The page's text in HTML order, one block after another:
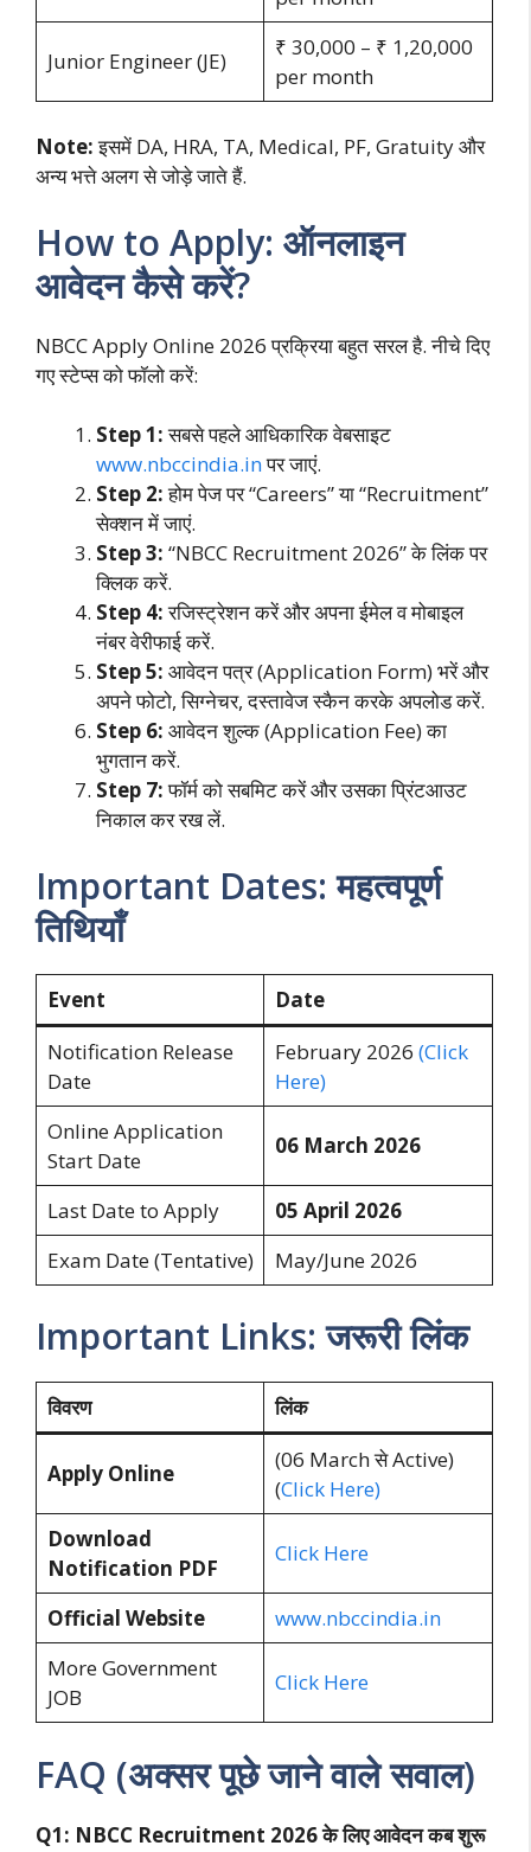
Junior Engineer (JE)
₹ 30,000 – ₹ 1,20,000
per month
Note:इसमें DA, HRA, TA, Medical, PF, Gratuity और
अन्य भत्ते अलग से जोड़े जाते हैं.
How to Apply: ऑनलाइन
आवेदन कैसे करें?
NBCC Apply Online 2026 प्रक्रिया बहुत सरल है. नीचे दिए
गए स्टेप्स को फॉलो करें:
Step 1:सबसे पहले आधिकारिक वेबसाइट
www.nbccindia.inपर जाएं.
Step 2:होम पेज पर “Careers” या “Recruitment”
सेक्शन में जाएं.
Step 3: “NBCC Recruitment 2026” के लिंक पर
क्लिक करें.
Step 4:रजिस्ट्रेशन करें और अपना ईमेल व मोबाइल
नंबर वेरीफाई करें.
Step 5: आवेदन पत्र (Application Form) भरें और
अपने फोटो, सिग्नेचर, दस्तावेज स्कैन करके अपलोड करें.
Step 6: आवेदन शुल्क (Application Fee) का
भुगतान करें.
Step 7:फॉर्म को सबमिट करें और उसका प्रिंटआउट
निकाल कर रख लें.
Important Dates: महत्वपूर्ण
तिथियाँ
Event
Date
Notification Release
Date
February 2026 (Click
Here)
Online Application
Start Date
06 March 2026
Last Date to Apply
05 April 2026
Exam Date (Tentative)
May/June 2026
Important Links: जरूरी लिंक
विवरण लिंक
Apply Online
(06 March से Active)
(Click Here)
Download
Notification PDF
Click Here
Official Website
www.nbccindia.in
More Government
JOB
Click Here
FAQ (अक्सर पूछे जाने वाले सवाल)
Q1: NBCC Recruitment 2026 के लिए आवेदन कब शुरू